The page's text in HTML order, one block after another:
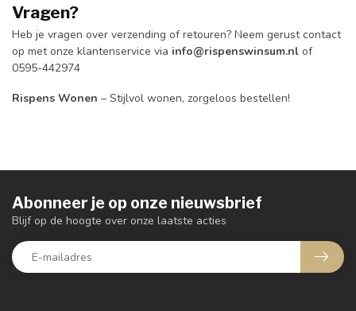
Vragen?
Heb je vragen over verzending of retouren? Neem gerust contact
op met onze klantenservice via info@rispenswinsum.nl of
0595-442974
Rispens Wonen – Stijlvol wonen, zorgeloos bestellen!
Abonneer je op onze nieuwsbrief
Blijf op de hoogte over onze laatste acties